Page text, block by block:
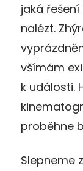
jaká
nalézt.
všímám
k události.
proběhne
Slepneme